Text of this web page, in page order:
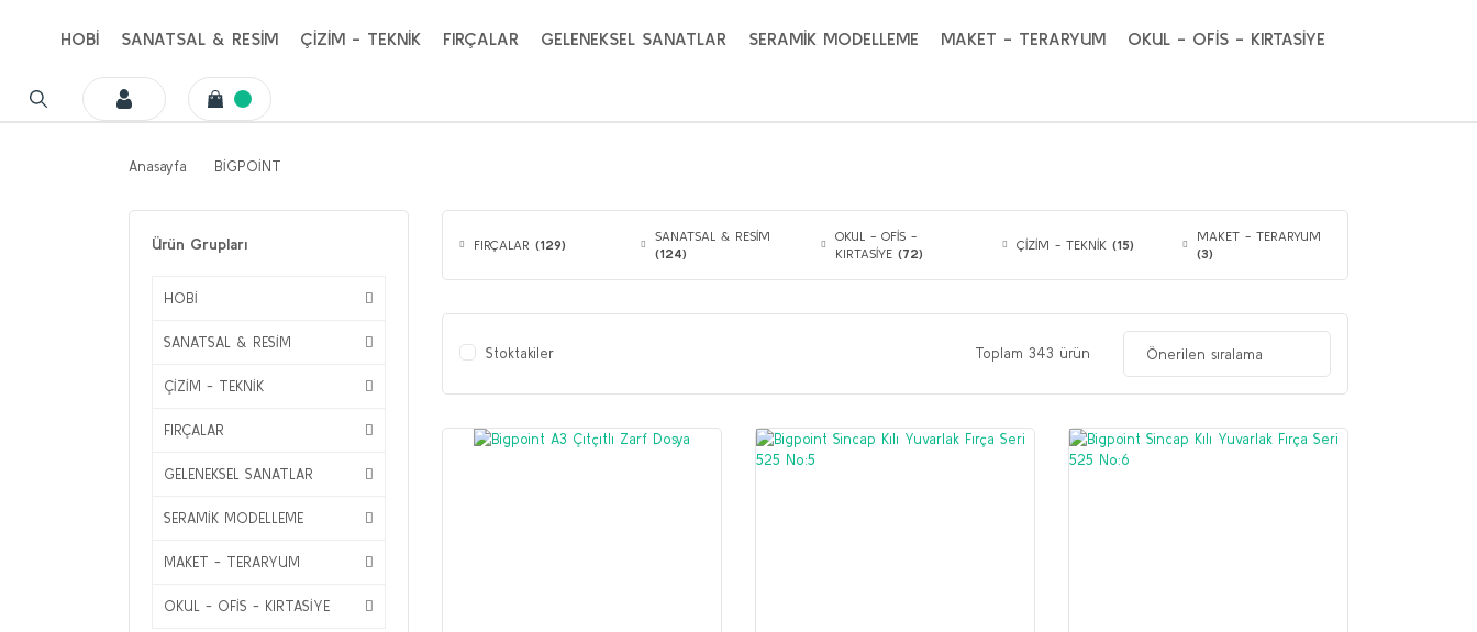
HOBİ SANATSAL & RESİM ÇİZİM - TEKNİK FIRÇALAR GELENEKSEL SANATLAR SERAMİK MODELLEME MAKET - TERARYUM OKUL - OFİS - KIRTASİYE
Anasayfa BİGPOİNT
Ürün Grupları
HOBİ
SANATSAL & RESİM
ÇİZİM - TEKNİK
FIRÇALAR
GELENEKSEL SANATLAR
SERAMİK MODELLEME
MAKET - TERARYUM
OKUL - OFİS - KIRTASİYE
FIRÇALAR (129)
SANATSAL & RESİM
(124)
OKUL - OFİS -
KIRTASİYE(72)
ÇİZİM - TEKNİK (15)
MAKET - TERARYUM
(3)
Stoktakiler Toplam 343 ürün